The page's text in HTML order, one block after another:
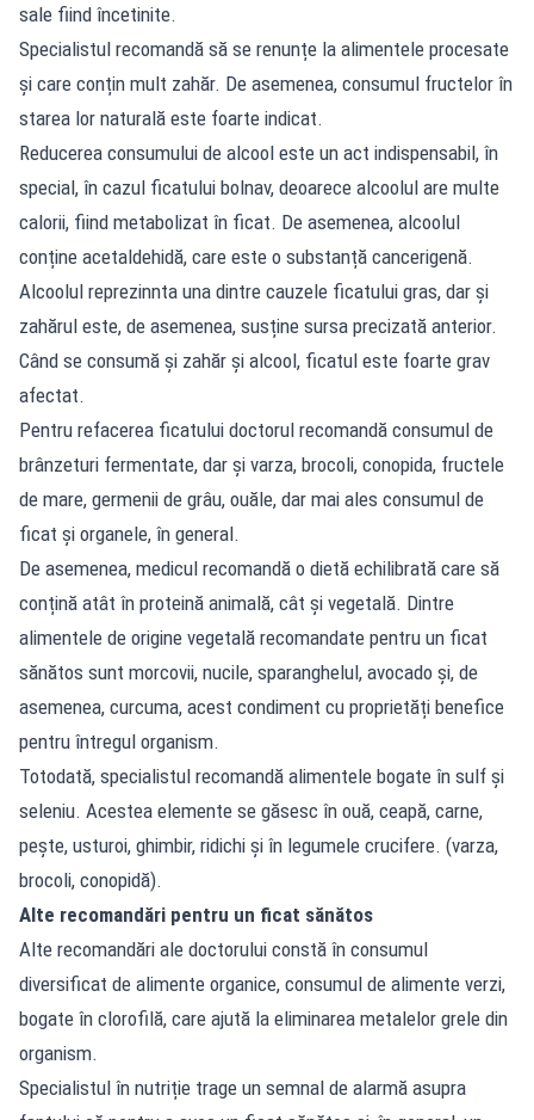
sale fiind încetinite.
Specialistul recomandă să se renunțe la alimentele procesate
și care conțin mult zahăr. De asemenea, consumul fructelor în
starea lor naturală este foarte indicat.
Reducerea consumului de alcool este un act indispensabil, în
special, în cazul ficatului bolnav, deoarece alcoolul are multe
calorii, fiind metabolizat în ficat. De asemenea, alcoolul
conține acetaldehidă, care este o substanță cancerigenă.
Alcoolul reprezinnta una dintre cauzele ficatului gras, dar și
zahărul este, de asemenea, susține sursa precizată anterior.
Când se consumă și zahăr și alcool, ficatul este foarte grav
afectat.
Pentru refacerea ficatului doctorul recomandă consumul de
brânzeturi fermentate, dar și varza, brocoli, conopida, fructele
de mare, germenii de grâu, ouăle, dar mai ales consumul de
ficat și organele, în general.
De asemenea, medicul recomandă o dietă echilibrată care să
conțină atât în proteină animală, cât și vegetală. Dintre
alimentele de origine vegetală recomandate pentru un ficat
sănătos sunt morcovii, nucile, sparanghelul, avocado și, de
asemenea, curcuma, acest condiment cu proprietăți benefice
pentru întregul organism.
Totodată, specialistul recomandă alimentele bogate în sulf și
seleniu. Acestea elemente se găsesc în ouă, ceapă, carne,
pește, usturoi, ghimbir, ridichi și în legumele crucifere. (varza,
brocoli, conopidă).
Alte recomandări pentru un ficat sănătos
Alte recomandări ale doctorului constă în consumul
diversificat de alimente organice, consumul de alimente verzi,
bogate în clorofilă, care ajută la eliminarea metalelor grele din
organism.
Specialistul în nutriție trage un semnal de alarmă asupra